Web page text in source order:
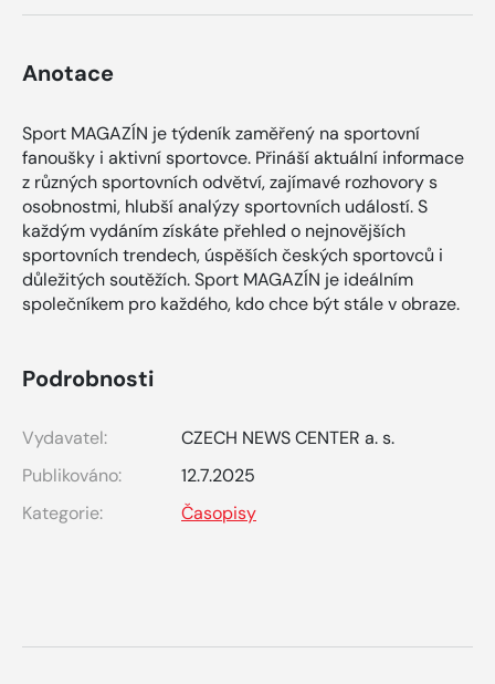
Anotace
Sport MAGAZÍN je týdeník zaměřený na sportovní
fanoušky i aktivní sportovce. Přináší aktuální informace
z různých sportovních odvětví, zajímavé rozhovory s
osobnostmi, hlubší analýzy sportovních událostí. S
každým vydáním získáte přehled o nejnovějších
sportovních trendech, úspěších českých sportovců i
důležitých soutěžích. Sport MAGAZÍN je ideálním
společníkem pro každého, kdo chce být stále v obraze.
Podrobnosti
Vydavatel:
CZECH NEWS CENTER a. s.
Publikováno:
12.7.2025
Kategorie:
Časopisy